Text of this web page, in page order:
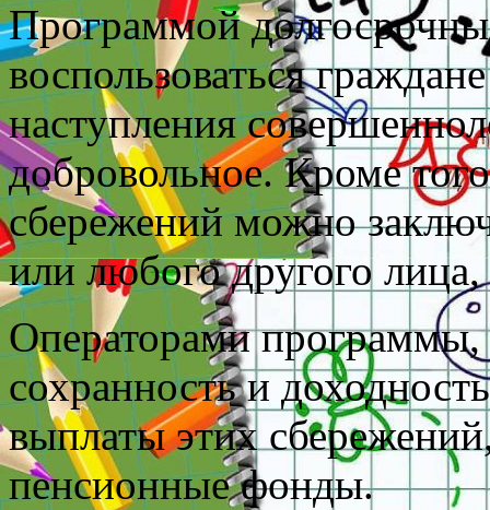
Программой
воспользоваться
наступления
добровольное. Кроме
сбережений можно
или любого другого лица,
Операторами программы,
сохранность и
выплаты этих
пенсионные фонды.